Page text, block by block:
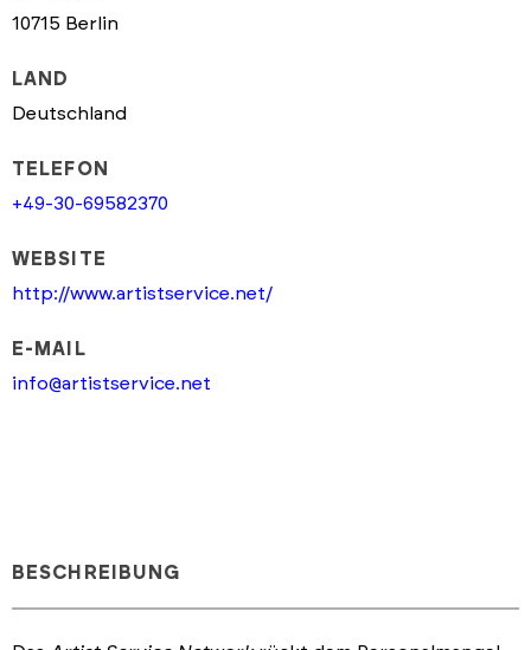
10715 Berlin
LAND
Deutschland
TELEFON
+49-30-69582370
WEBSITE
http://www.artistservice.net/
E-MAIL
info@artistservice.net
BESCHREIBUNG